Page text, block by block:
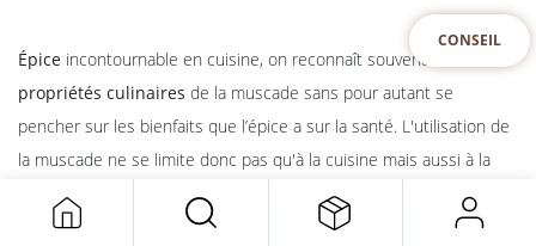
CONSEIL
Épice incontournable en cuisine, on reconnaît souvent les
propriétés culinaires de la muscade sans pour autant se
pencher sur les bienfaits que l’épice a sur la santé. L'utilisation de
la muscade ne se limite donc pas qu'à la cuisine mais aussi à la
phytothérapie
herboristerie